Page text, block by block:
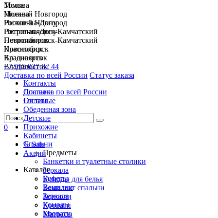
Москва
Нижний Новгород
Ростов-на-Дону
Петропавловск-Камчатский
Новосибирск
Красноярск
Владивосток
+7 915 037 82 44
Доставка по всей России Статус заказа
Спальни
Гостиные
Обеденная зона
Детские
Прихожие
Кабинеты
% Sale
Акции
Каталог
Буфеты
Вешалки
Зеркала
Комоды
Кровати
Томск
Москва
Нижний Новгород
Ростов-на-Дону
Петропавловск-Камчатский
Новосибирск
Красноярск
Владивосток
Контакты
Доставка по всей России
Оплата
0
Спальни
Предметы
Банкетки и туалетные столики
Зеркала
Комоды для белья
Комплект спальни
Консоли
Кровати
Матрасы